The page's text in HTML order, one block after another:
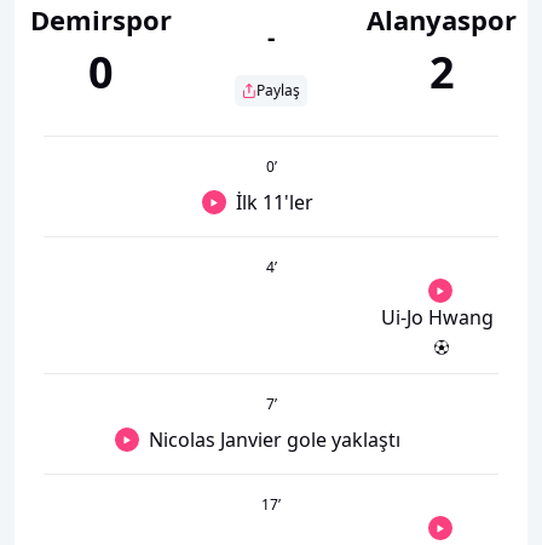
Demirspor
0
-
Paylaş
Alanyaspor
2
0’
İlk 11'ler
4’
Ui-Jo Hwang
7’
Nicolas Janvier gole yaklaştı
17’